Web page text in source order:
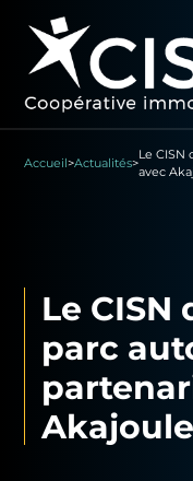
Accueil>Actualités>
Le CISN
avec
Le
parc
Akajoule